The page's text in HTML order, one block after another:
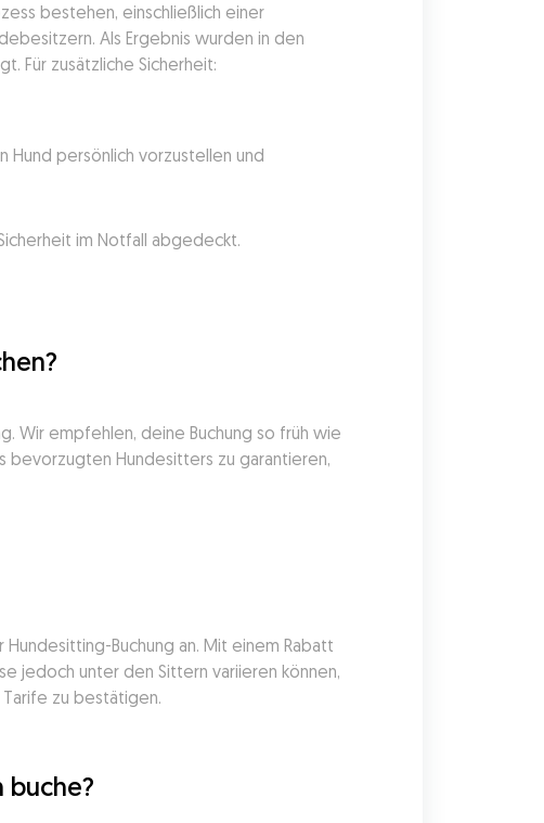
bestehen, einschließlich einer
Als Ergebnis wurden in den
Für zusätzliche Sicherheit:
Hund persönlich vorzustellen und
im Notfall abgedeckt.
Wir empfehlen, deine Buchung so früh wie
bevorzugten Hundesitters zu garantieren,
Buchung an. Mit einem Rabatt
jedoch unter den Sittern variieren können,
zu bestätigen.
buche?